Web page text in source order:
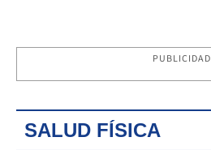
PUBLICIDAD
SALUD FÍSICA